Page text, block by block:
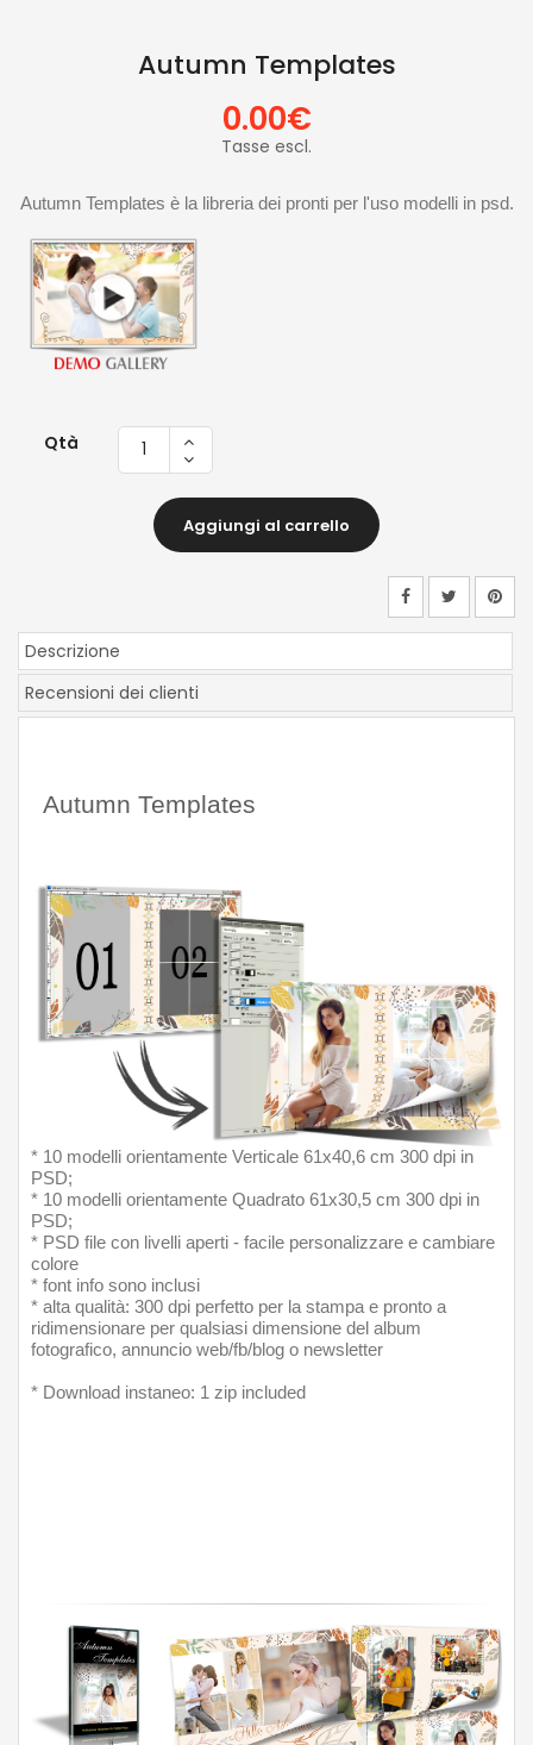
Autumn Templates
0.00€
Tasse escl.
Autumn Templates è la libreria dei pronti per l'uso modelli in psd.
Qtà
Aggiungi al carrello
Descrizione
Recensioni dei clienti
Autumn Templates
* 10 modelli orientamente Verticale 61x40,6 cm 300 dpi in
PSD;
* 10 modelli orientamente Quadrato 61x30,5 cm 300 dpi in
PSD;
* PSD file con livelli aperti - facile personalizzare e cambiare
colore
* font info sono inclusi
* alta qualità: 300 dpi perfetto per la stampa e pronto a
ridimensionare per qualsiasi dimensione del album
fotografico, annuncio web/fb/blog o newsletter
* Download instaneo: 1 zip included